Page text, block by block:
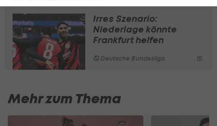
Irres Szenario:
Niederlage könnte
Frankfurt helfen
Deutsche Bundesliga
Mehr zum Thema